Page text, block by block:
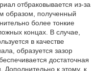
отбраковывается из-за
образом, полученный
более тонкие
концах. В случае,
в качестве
образуется зазор
достаточная
к этому, к